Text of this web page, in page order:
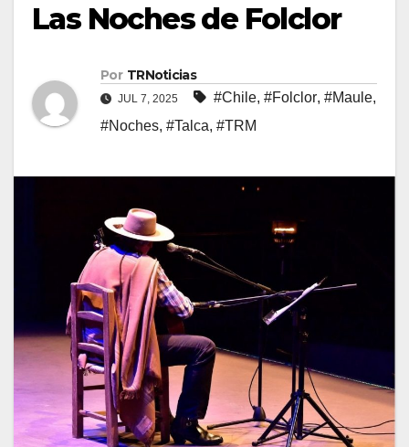
Las Noches de Folclor
Por TRNoticias
JUL 7, 2025 #Chile, #Folclor, #Maule,
#Noches, #Talca, #TRM